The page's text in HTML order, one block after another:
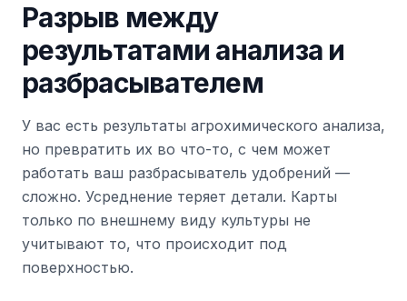
Разрыв между
результатами анализа и
разбрасывателем
У вас есть результаты агрохимического анализа,
но превратить их во что-то, с чем может
работать ваш разбрасыватель удобрений —
сложно. Усреднение теряет детали. Карты
только по внешнему виду культуры не
учитывают то, что происходит под
поверхностью.